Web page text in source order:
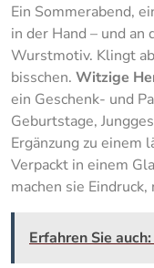
Ein Sommerabend,
in der Hand – und
Wurstmotiv. Klingt
bisschen. Witzige
ein Geschenk- und
Geburtstage,
Ergänzung zu einem
Verpackt in einem
machen sie
Erfahren Sie auch: